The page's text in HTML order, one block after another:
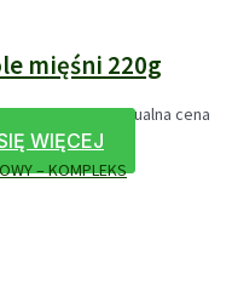
mięśni 220g
zł.16,99złAktualna cena
WIĘCEJ